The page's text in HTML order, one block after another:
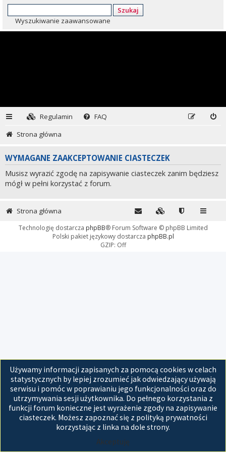
Szukaj
Wyszukiwanie zaawansowane
Regulamin
FAQ
Strona główna
WYMAGANE ZAAKCEPTOWANIE CIASTECZEK
Musisz wyrazić zgodę na zapisywanie ciasteczek zanim będziesz
mógł w pełni korzystać z forum.
Używamy informacji zapisanych za pomocą cookies w celach
statystycznych by lepiej zrozumieć jak odwiedzający używają
serwisu i pomóc w poprawianiu jego funkcjonalności oraz do
utrzymywania sesji użytkownika. Do pełnego korzystania z
funkcji forum konieczne jest wyrażenie zgody na zapisywanie
ciasteczek. Możesz zapoznać się z polityką prywatności
korzystając z linka na dole strony.
Akceptuję
Strona główna
Technologię dostarcza phpBB® Forum Software © phpBB Limited
Polski pakiet językowy dostarcza phpBB.pl
GZIP: Off